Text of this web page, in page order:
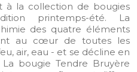
à la collection de bougies
printemps-été. La
des quatre éléments
au cœur de toutes les
air, eau - et se décline en
bougie Tendre Bruyère